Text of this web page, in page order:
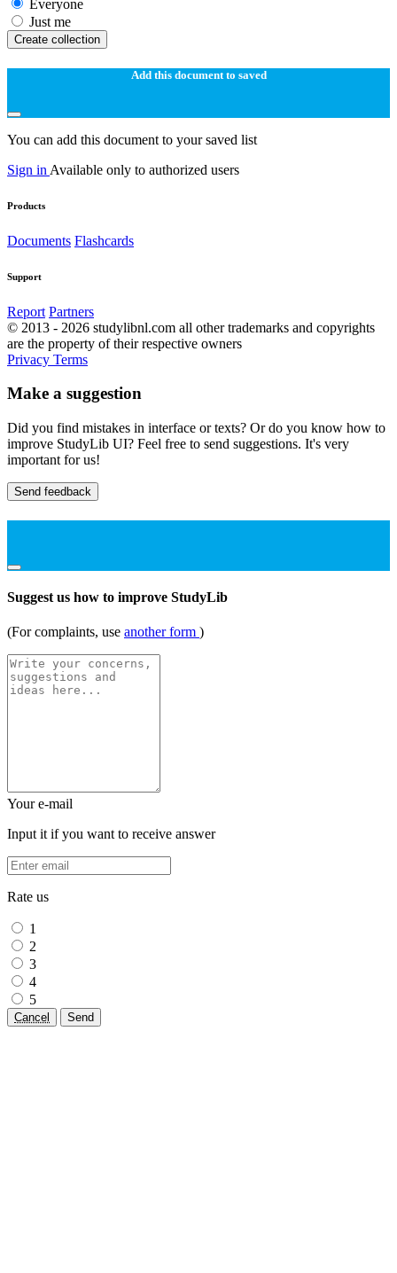
Everyone
Just me
Create collection
Add this document to saved
You can add this document to your saved list
Sign in Available only to authorized users
Products
Documents Flashcards
Support
Report Partners
© 2013 - 2026 studylibnl.com all other trademarks and copyrights
are the property of their respective owners
Privacy Terms
Make a suggestion
Did you find mistakes in interface or texts? Or do you know how to
improve StudyLib UI? Feel free to send suggestions. It's very
important for us!
Send feedback
Suggest us how to improve StudyLib
(For complaints, use another form )
Your e-mail
Input it if you want to receive answer
Rate us
1
2
3
4
5
Cancel Send